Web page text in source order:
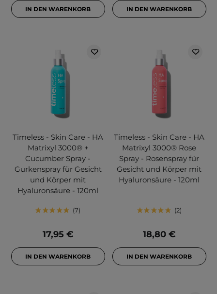
IN DEN WARENKORB IN DEN WARENKORB
Timeless - Skin Care - HA
Matrixyl 3000® +
Cucumber Spray -
Gurkenspray für Gesicht
und Körper mit
Hyaluronsäure - 120ml
7
17,95 €
IN DEN WARENKORB
Timeless - Skin Care - HA
Matrixyl 3000® Rose
Spray - Rosenspray für
Gesicht und Körper mit
Hyaluronsäure - 120ml
2
18,80 €
IN DEN WARENKORB